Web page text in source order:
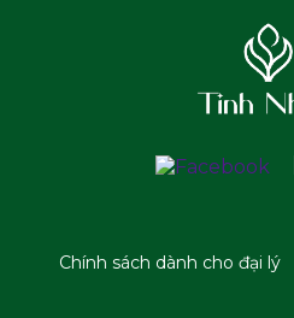
Chính sách dành cho đại lý